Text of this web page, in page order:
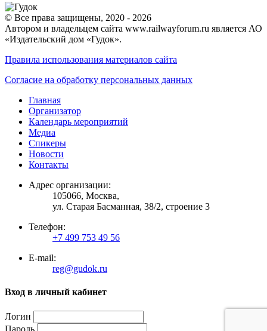
© Все права защищены, 2020 - 2026
Автором и владельцем сайта www.railwayforum.ru является АО
«Издательский дом «Гудок».
Правила использования материалов сайта
Согласие на обработку персональных данных
Главная
Организатор
Календарь мероприятий
Медиа
Спикеры
Новости
Контакты
Адрес организации:
105066, Москва,
ул. Старая Басманная, 38/2, строение 3
Телефон:
+7 499 753 49 56
E-mail:
reg@gudok.ru
Вход в личный кабинет
Логин
Пароль